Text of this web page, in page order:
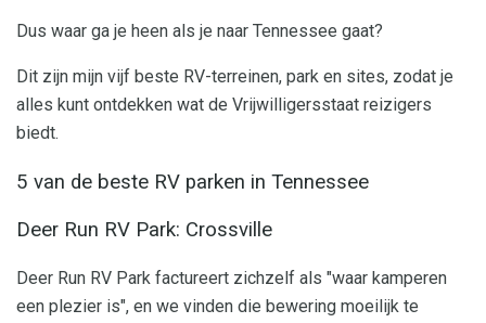
Dus waar ga je heen als je naar Tennessee gaat?
Dit zijn mijn vijf beste RV-terreinen, park en sites, zodat je
alles kunt ontdekken wat de Vrijwilligersstaat reizigers
biedt.
5 van de beste RV parken in Tennessee
Deer Run RV Park: Crossville
Deer Run RV Park factureert zichzelf als "waar kamperen
een plezier is", en we vinden die bewering moeilijk te